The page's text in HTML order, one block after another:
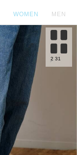
WOMEN MEN
2 31